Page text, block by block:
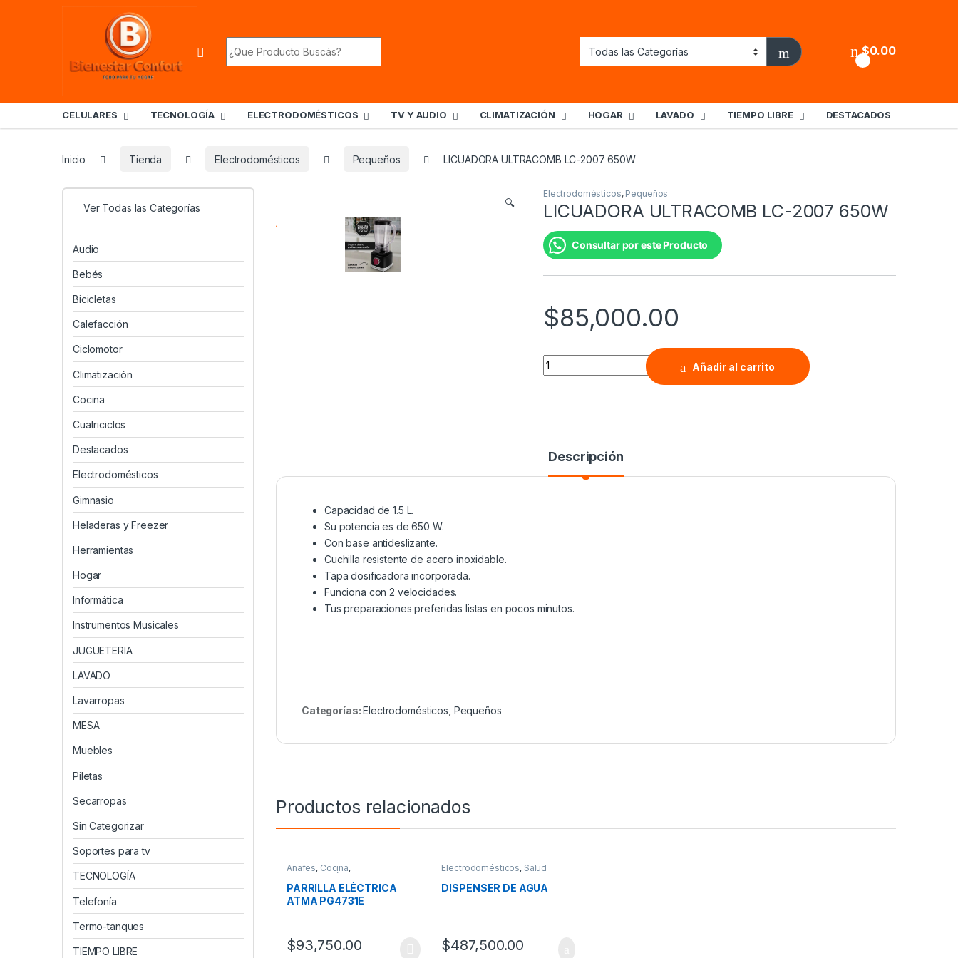
Skip to navigation
Skip to content
$0.00
CELULARES TECNOLOGÍA ELECTRODOMÉSTICOS TV Y AUDIO CLIMATIZACIÓN HOGAR LAVADO TIEMPO LIBRE DESTACADOS
Inicio Tienda Electrodomésticos Pequeños LICUADORA ULTRACOMB LC-2007 650W
🔍
Electrodomésticos, Pequeños
LICUADORA ULTRACOMB LC-2007 650W
Consultar por este Producto
$85,000.00
LICUADORA ULTRACOMB LC-2007 650W quantity
Añadir al carrito
Descripción
Capacidad de 1.5 L.
Su potencia es de 650 W.
Con base antideslizante.
Cuchilla resistente de acero inoxidable.
Tapa dosificadora incorporada.
Funciona con 2 velocidades.
Tus preparaciones preferidas listas en pocos minutos.
Categorías:Electrodomésticos Pequeños
Productos relacionados
Anafes, Cocina,
Electrodomésticos
PARRILLA ELÉCTRICA
ATMA PG4731E
$93,750.00
Electrodomésticos, Salud
DISPENSER DE AGUA
$487,500.00
Ver Todas las Categorías
Audio
Bebés
Bicicletas
Calefacción
Ciclomotor
Climatización
Cocina
Cuatriciclos
Destacados
Electrodomésticos
Gimnasio
Heladeras y Freezer
Herramientas
Hogar
Informática
Instrumentos Musicales
JUGUETERIA
LAVADO
Lavarropas
MESA
Muebles
Piletas
Secarropas
Sin Categorizar
Soportes para tv
TECNOLOGÍA
Telefonía
Termo-tanques
TIEMPO LIBRE